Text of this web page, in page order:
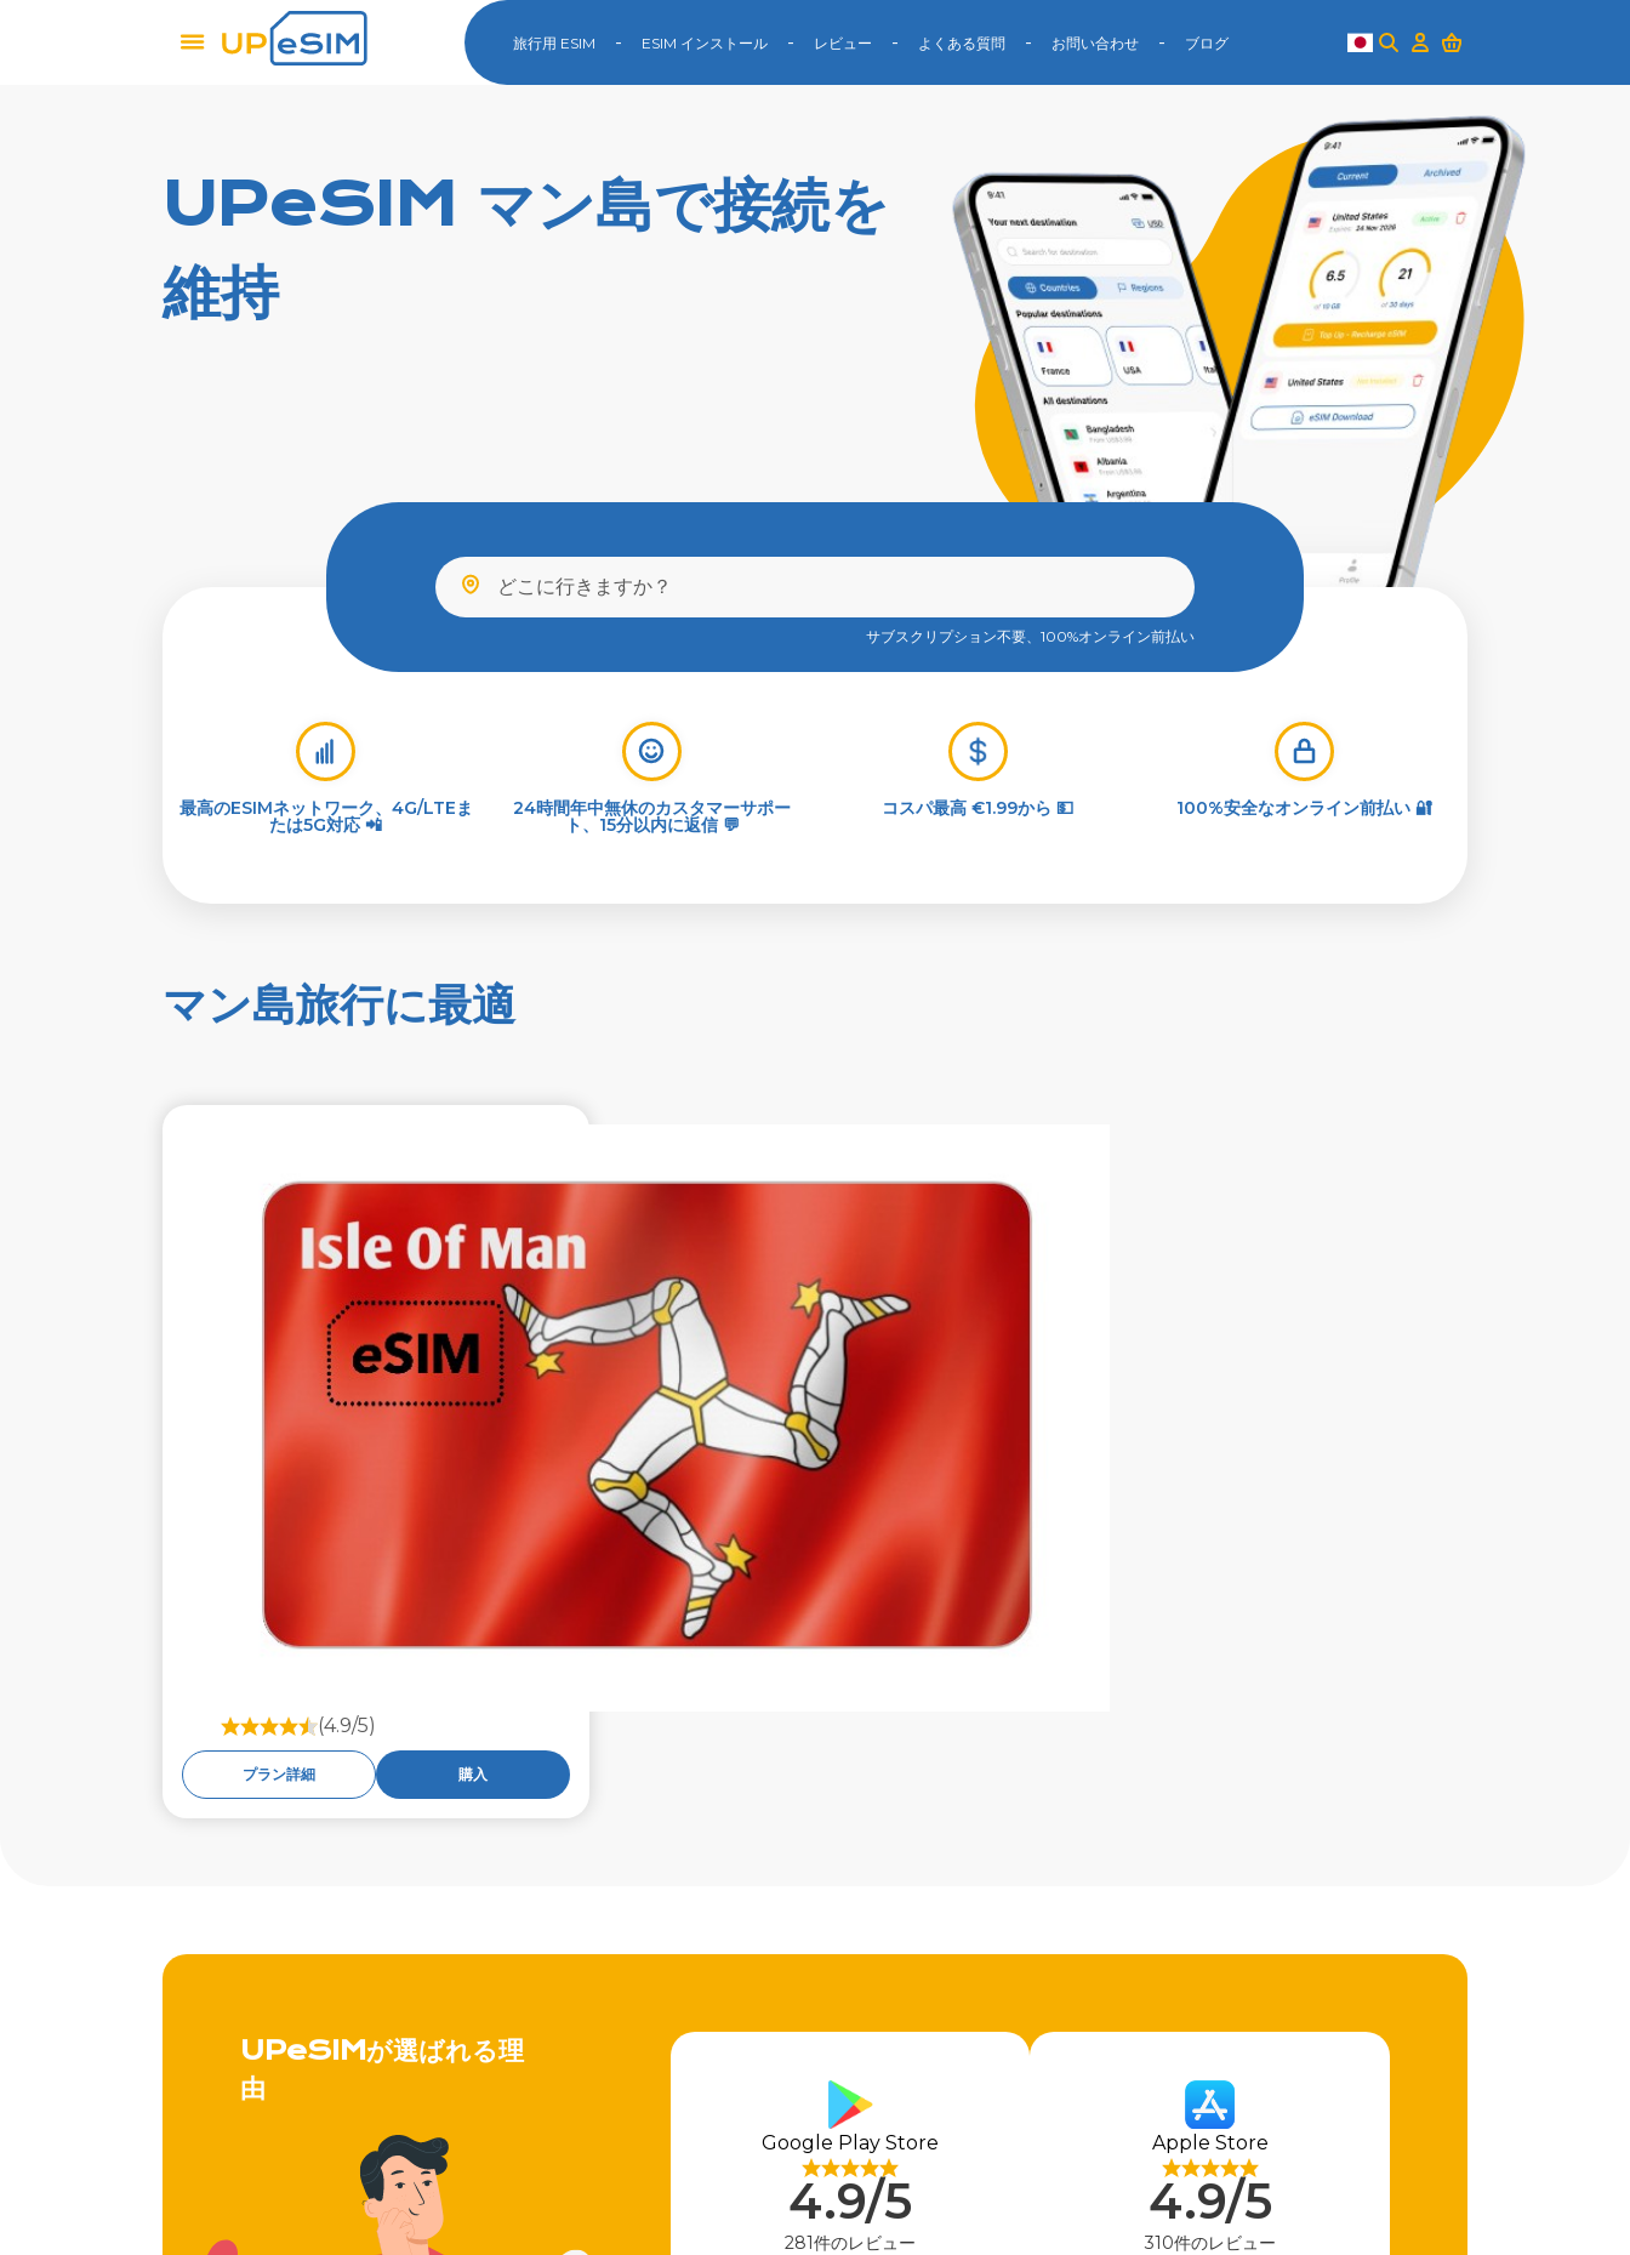
旅行用 ESIM ESIM インストール レビュー よくある質問 お問い合わせ ブログ
UPeSIM マン島で接続を
維持
サブスクリプション不要、100%オンライン前払い
最高のESIMネットワーク、4G/LTEま
たは5G対応 📲
24時間年中無休のカスタマーサポー
ト、15分以内に返信 💬
コスパ最高 €1.99から 💵 100%安全なオンライン前払い 🔐
マン島旅行に最適
Sure
(4.9/5)
プラン詳細 購入
UPeSIMが選ばれる理
由
Google Play Store
4.9/5
281件のレビュー
Apple Store
4.9/5
310件のレビュー